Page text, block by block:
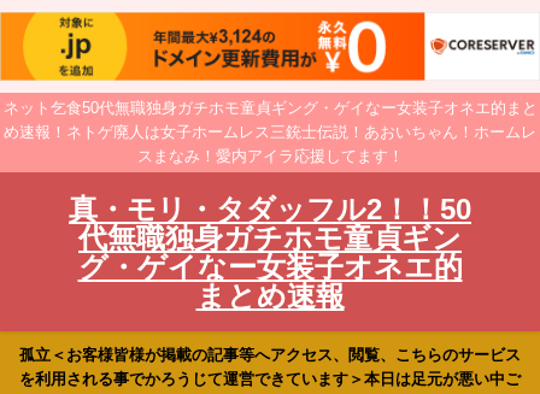
ネット乞食50代無職独身ガチホモ童貞ギング・ゲイなー女装子オネエ的まと
め速報！ネトゲ廃人は女子ホームレス三銃士伝説！あおいちゃん！ホームレ
スまなみ！愛内アイラ応援してます！
真・モリ・タダッフル2！！50
代無職独身ガチホモ童貞ギン
グ・ゲイなー女装子オネエ的
まとめ速報
孤立＜お客様皆様が掲載の記事等へアクセス、閲覧、こちらのサービス
を利用される事でかろうじて運営できています＞本日は足元が悪い中ご